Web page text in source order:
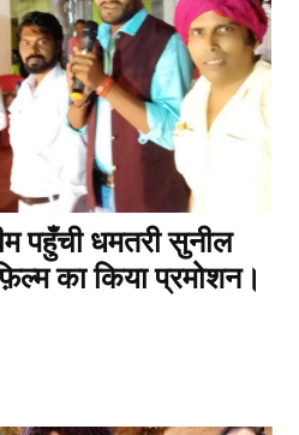
पहुँची धमतरी सुनील
का किया प्रमोशन।